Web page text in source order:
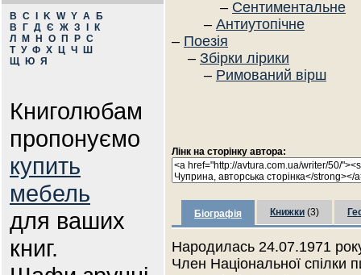
B C K W Y А
Б
В
Г Д Є Ж З
К
Л
М Н О П Р С
Т У Ф Х Ц Ч
Ш
Щ
Ю Я
Книголюбам
пропонуємо
купить
мебель
для ваших
книг.
– Сентиментальне
– Антиутопічне
– Поезія
– Збірки лірики
– Римований вірш
Лінк на сторінку автора:
Біографія Книжки (3)
Народилась 24.07.1971
Член Національної спілки